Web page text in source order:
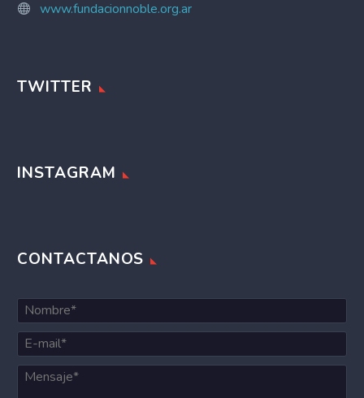
www.fundacionnoble.org.ar
TWITTER
INSTAGRAM
CONTACTANOS